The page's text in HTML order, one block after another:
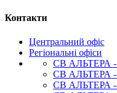
Контакти
Центральний офіс
Регіональні офіси
СВ АЛЬТЕРА -
СВ АЛЬТЕРА -
СВ АЛЬТЕРА -